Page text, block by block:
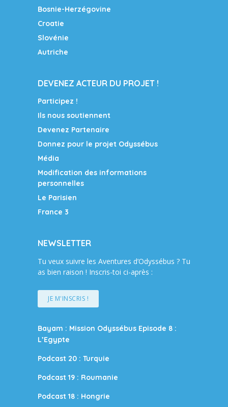
Bosnie-Herzégovine
Croatie
Slovénie
Autriche
DEVENEZ ACTEUR DU PROJET !
Participez !
Ils nous soutiennent
Devenez Partenaire
Donnez pour le projet Odyssébus
Média
Modification des informations
personnelles
Le Parisien
France 3
NEWSLETTER
Tu veux suivre les Aventures d’Odyssébus ? Tu
as bien raison ! Inscris-toi ci-après :
JE M'INSCRIS !
Bayam : Mission Odyssébus Episode 8 :
L’Egypte
Podcast 20 : Turquie
Podcast 19 : Roumanie
Podcast 18 : Hongrie